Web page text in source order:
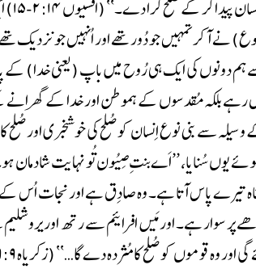
نے آ کر تمہیں جو دُور تھے اور اُنہیں جو نزدیک
ہم دونوں کی ایک ہی رُوح میں باپ (یعنی خدا)
وسیلہ سے بنی نوع اِنسان کو صُلح کی خوشخبری اور صُلح
یوں سُنایا، ’’اَے بنتِ صِیُون تُو نہایت شادمان
تیرے پاس آتا ہے۔ وہ صادِق ہے اور نجات اُس
پر سوار ہے۔ اور مَیں افرائیم سے رتھ اور